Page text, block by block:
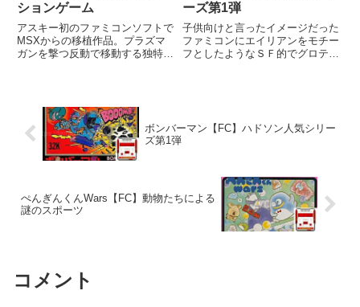
ションゲーム
アスキー初のファミコンソフトで
MSXからの移植作品。プラズマ
ガンを撃つ反動で移動する独特の
売：アスキー制作：ワークスジャ
ンルアクション発売日1985年8...
ーズ第1弾
子供向けと言ったイメージだった
ファミコンにエイリアンをモチー
フとしたようなＳＦ的でグロテス
（...
ボンバーマン【FC】ハドソン人気シリー
ズ第1弾
ぺんぎんくんWars【FC】動物たちによる
謎のスポーツ
コメント